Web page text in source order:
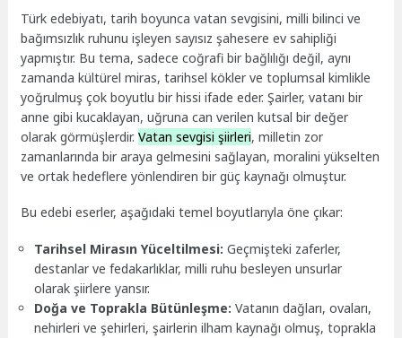
Türk edebiyatı, tarih boyunca vatan sevgisini, milli bilinci ve
bağımsızlık ruhunu işleyen sayısız şahesere ev sahipliği
yapmıştır. Bu tema, sadece coğrafi bir bağlılığı değil, aynı
zamanda kültürel miras, tarihsel kökler ve toplumsal kimlikle
yoğrulmuş çok boyutlu bir hissi ifade eder. Şairler, vatanı bir
anne gibi kucaklayan, uğruna can verilen kutsal bir değer
olarak görmüşlerdir.Vatan sevgisi şiirleri, milletin zor
zamanlarında bir araya gelmesini sağlayan, moralini yükselten
ve ortak hedeflere yönlendiren bir güç kaynağı olmuştur.
Bu edebi eserler, aşağıdaki temel boyutlarıyla öne çıkar:
Tarihsel Mirasın Yüceltilmesi: Geçmişteki zaferler,
destanlar ve fedakarlıklar, milli ruhu besleyen unsurlar
olarak şiirlere yansır.
Doğa ve Toprakla Bütünleşme: Vatanın dağları, ovaları,
nehirleri ve şehirleri, şairlerin ilham kaynağı olmuş, toprakla